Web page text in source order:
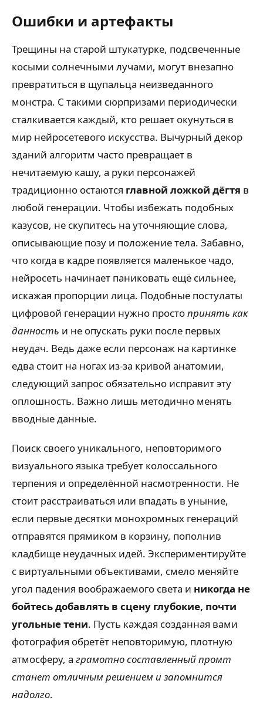
Ошибки и артефакты
Трещины на старой штукатурке, подсвеченные
косыми солнечными лучами, могут внезапно
превратиться в щупальца неизведанного
монстра. С такими сюрпризами периодически
сталкивается каждый, кто решает окунуться в
мир нейросетевого искусства. Вычурный декор
зданий алгоритм часто превращает в
нечитаемую кашу, а руки персонажей
традиционно остаются главной ложкой дёгтя в
любой генерации. Чтобы избежать подобных
казусов, не скупитесь на уточняющие слова,
описывающие позу и положение тела. Забавно,
что когда в кадре появляется маленькое чадо,
нейросеть начинает паниковать ещё сильнее,
искажая пропорции лица. Подобные постулаты
цифровой генерации нужно простопринять как
данность и не опускать руки после первых
неудач. Ведь даже если персонаж на картинке
едва стоит на ногах из-за кривой анатомии,
следующий запрос обязательно исправит эту
оплошность. Важно лишь методично менять
вводные данные.
Поиск своего уникального, неповторимого
визуального языка требует колоссального
терпения и определённой насмотренности. Не
стоит расстраиваться или впадать в уныние,
если первые десятки монохромных генераций
отправятся прямиком в корзину, пополнив
кладбище неудачных идей. Экспериментируйте
с виртуальными объективами, смело меняйте
угол падения воображаемого света и никогда не
бойтесь добавлять в сцену глубокие, почти
угольные тени. Пусть каждая созданная вами
фотография обретёт неповторимую, плотную
атмосферу, а грамотно составленный промт
станет отличным решением и запомнится
надолго.